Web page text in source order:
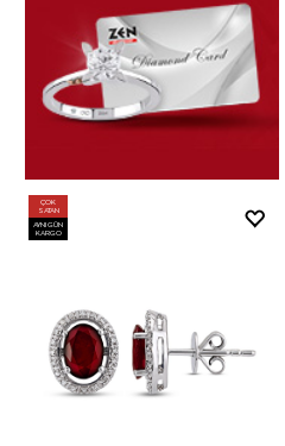
ÇOK
SATAN
AYNI GÜN
KARGO